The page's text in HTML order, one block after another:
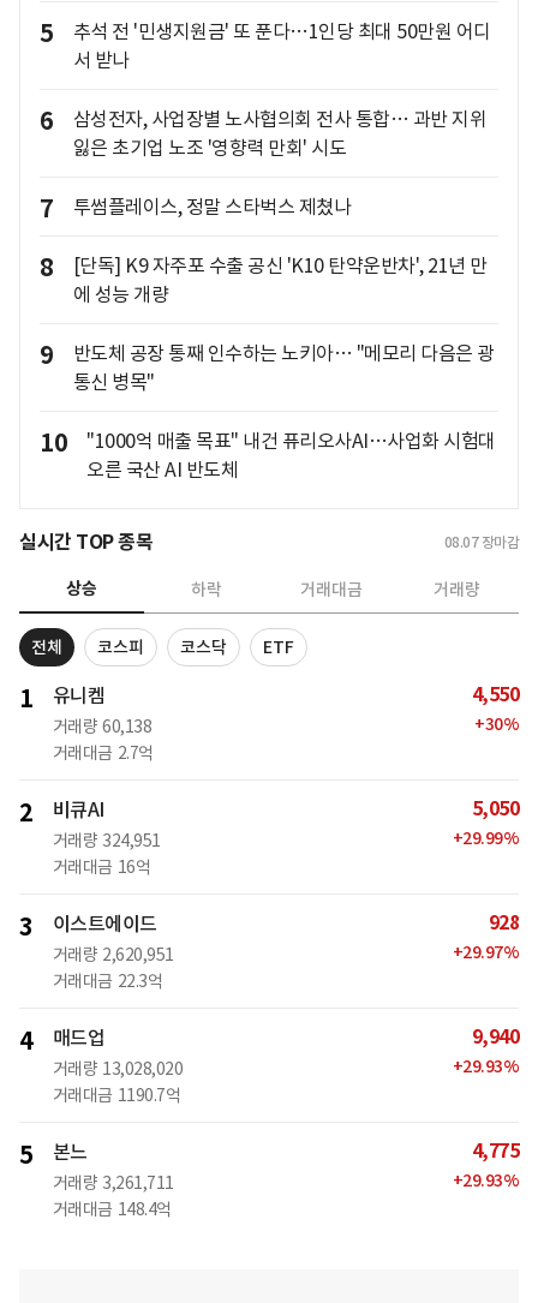
5
추석 전 '민생지원금' 또 푼다…1인당 최대 50만원 어디
서 받나
6
삼성전자, 사업장별 노사협의회 전사 통합… 과반 지위
잃은 초기업 노조 '영향력 만회' 시도
7 투썸플레이스, 정말 스타벅스 제쳤나
8
[단독] K9 자주포 수출 공신 'K10 탄약운반차', 21년 만
에 성능 개량
9
반도체 공장 통째 인수하는 노키아… "메모리 다음은 광
통신 병목"
10
"1000억 매출 목표" 내건 퓨리오사AI…사업화 시험대
오른 국산 AI 반도체
실시간 TOP 종목 08.07 장마감
상승 하락 거래대금 거래량
전체 코스피 코스닥 ETF
1 유니켐
거래량 60,138
거래대금 2.7억
4,550
+30%
2 비큐AI
거래량 324,951
거래대금 16억
5,050
+29.99%
3 이스트에이드
거래량 2,620,951
거래대금 22.3억
928
+29.97%
4 매드업
거래량 13,028,020
거래대금 1190.7억
9,940
+29.93%
5 본느
거래량 3,261,711
거래대금 148.4억
4,775
+29.93%